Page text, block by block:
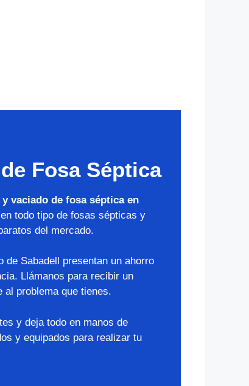
Fosa Séptica
vaciado de fosa séptica en
todo tipo de fosas sépticas y
del mercado.
de Sabadell presentan un ahorro
Llámanos para recibir un
al problema que tienes.
y deja todo en manos de
y equipados para realizar tu